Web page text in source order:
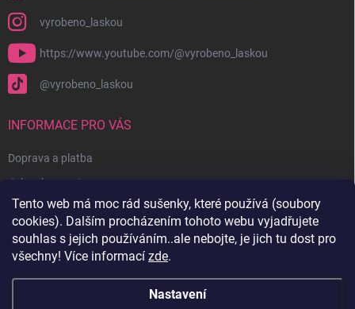
Tento web má moc rád sušenky, které používá (soubory
cookies). Dalším procházením tohoto webu vyjadřujete
souhlas s jejich používáním..ale nebojte, je jich tu dost pro
všechny! Více informací zde.
Nastavení
vyrobeno_laskou
https://www.youtube.com/@vyrobeno_laskou
@vyrobeno_laskou
INFORMACE PRO VÁS
Doprava a platba
Jak nakupovat
Obchodní podmínky + reklamační řád
Ochrana osobních údajů
Kontakty